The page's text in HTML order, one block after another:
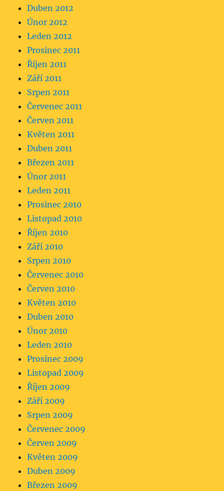
Duben 2012
Únor 2012
Leden 2012
Prosinec 2011
Říjen 2011
Září 2011
Srpen 2011
Červenec 2011
Červen 2011
Květen 2011
Duben 2011
Březen 2011
Únor 2011
Leden 2011
Prosinec 2010
Listopad 2010
Říjen 2010
Září 2010
Srpen 2010
Červenec 2010
Červen 2010
Květen 2010
Duben 2010
Únor 2010
Leden 2010
Prosinec 2009
Listopad 2009
Říjen 2009
Září 2009
Srpen 2009
Červenec 2009
Červen 2009
Květen 2009
Duben 2009
Březen 2009